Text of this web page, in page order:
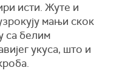
исти. Жуте и
мањи скок
са белим
укуса, што и